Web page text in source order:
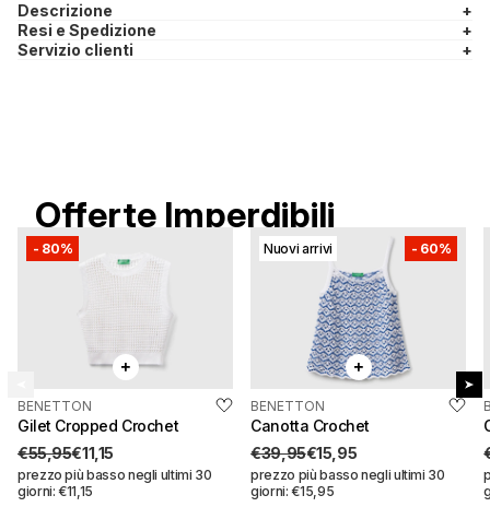
Descrizione
+
Resi e Spedizione
+
Servizio clienti
+
Offerte Imperdibili
- 80%
QUICK BUY Risparmi: €44,80
BENETTON
Gilet Cropped Crochet
€55,95€11,15
prezzo più basso negli ultimi 30
giorni: €11,15
Nuovi arrivi - 60%
QUICK BUYRisparmi:
BENETTON
Canotta Crochet
€39,95€15,95
prezzo più basso negli ultimi 30
giorni: €15,95